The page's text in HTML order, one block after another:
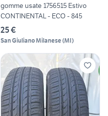
gomme usate 1756515 Estivo
CONTINENTAL - ECO - 845
25 €
San Giuliano Milanese(MI)